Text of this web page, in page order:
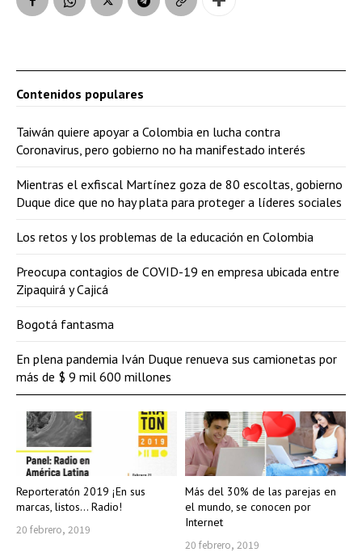
Reporteratón 2019 ¡En sus
marcas, listos… Radio!
20 febrero, 2019
Más del 30% de las parejas en
el mundo, se conocen por
Internet
20 febrero, 2019
Contenidos populares
Taiwán quiere apoyar a Colombia en lucha contra
Coronavirus, pero gobierno no ha manifestado interés
Mientras el exfiscal Martínez goza de 80 escoltas, gobierno
Duque dice que no hay plata para proteger a líderes sociales
Los retos y los problemas de la educación en Colombia
Preocupa contagios de COVID-19 en empresa ubicada entre
Zipaquirá y Cajicá
Bogotá fantasma
En plena pandemia Iván Duque renueva sus camionetas por
más de $ 9 mil 600 millones